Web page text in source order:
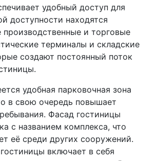
удобный доступ для
доступности находятся
производственные и торговые
терминалы и складские
создают постоянный поток
удобная парковочная зона
в свою очередь повышает
Фасад гостиницы
с названием комплекса, что
её среди других сооружений.
включает в себя